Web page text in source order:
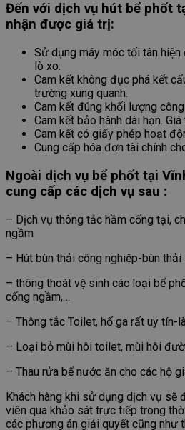
Đến với dịch vụ hút bể phốt
nhận được giá trị:
Sử dụng máy móc tối tân
lò xo.
Cam kết không đục phá kết
trường xung quanh.
Cam kết đúng khối lượng
Cam kết bảo hành dài hạn.
Cam kết có giấy phép hoạt
Cung cấp hóa đơn tài chính
Ngoài dịch vụ bể phốt tại
cung cấp các dịch vụ sau :
– Dịch vụ thông tắc hầm cống tại,
ngầm
– Hút bùn thải công nghiệp-bùn
– thông thoát vệ sinh các loại bể
cống ngầm,…
– Thông tắc Toilet, hố ga rất uy tín-
– Loại bỏ mùi hôi toilet, mùi hôi
– Thau rửa bể nước ăn cho các hộ
Khách hàng khi sử dụng dịch vụ sẽ
viên qua khảo sát trực tiếp trong
các phương án giải quyết cũng như